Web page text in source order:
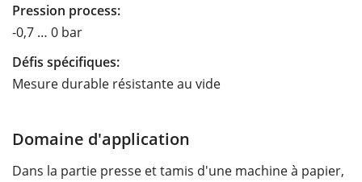
Pression process:
-0,7 … 0 bar
Défis spécifiques:
Mesure durable résistante au vide
Domaine d'application
Dans la partie presse et tamis d'une machine à papier,